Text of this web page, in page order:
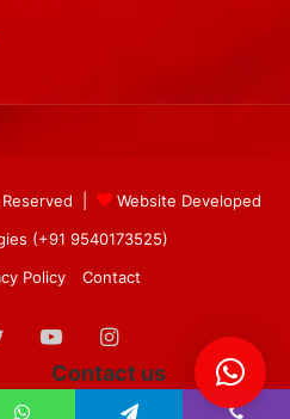
|
Website Developed
(+91 9540173525)
Policy Contact
TwitterYouTubeInstagram
Contact us